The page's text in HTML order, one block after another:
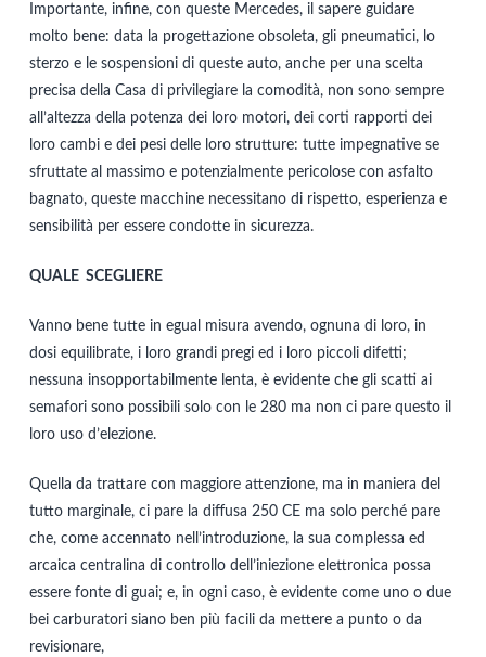
Importante, infine, con queste Mercedes, il sapere guidare
molto bene: data la progettazione obsoleta, gli pneumatici, lo
sterzo e le sospensioni di queste auto, anche per una scelta
precisa della Casa di privilegiare la comodità, non sono sempre
all’altezza della potenza dei loro motori, dei corti rapporti dei
loro cambi e dei pesi delle loro strutture: tutte impegnative se
sfruttate al massimo e potenzialmente pericolose con asfalto
bagnato, queste macchine necessitano di rispetto, esperienza e
sensibilità per essere condotte in sicurezza.
QUALE SCEGLIERE
Vanno bene tutte in egual misura avendo, ognuna di loro, in
dosi equilibrate, i loro grandi pregi ed i loro piccoli difetti;
nessuna insopportabilmente lenta, è evidente che gli scatti ai
semafori sono possibili solo con le 280 ma non ci pare questo il
loro uso d’elezione.
Quella da trattare con maggiore attenzione, ma in maniera del
tutto marginale, ci pare la diffusa 250 CE ma solo perché pare
che, come accennato nell’introduzione, la sua complessa ed
arcaica centralina di controllo dell’iniezione elettronica possa
essere fonte di guai; e, in ogni caso, è evidente come uno o due
bei carburatori siano ben più facili da mettere a punto o da
revisionare,